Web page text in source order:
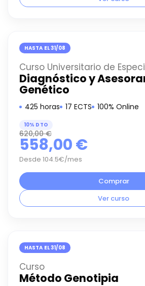
HASTA EL 31/08
Curso Universitario de
Diagnóstico y
Genético
425 horas 17 ECTS 100% Online
10% DTO
620,00€
558,00€
Desde 104.5€/mes
Comprar
Ver curso
HASTA EL 31/08
Curso
Método Genotipia